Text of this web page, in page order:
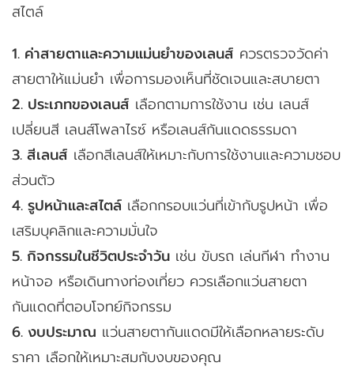
สไตล์
1. ค่าสายตาและความแม่นยำของเลนส์ ควรตรวจวัดค่า
สายตาให้แม่นยำ เพื่อการมองเห็นที่ชัดเจนและสบายตา
2. ประเภทของเลนส์ เลือกตามการใช้งาน เช่น เลนส์
เปลี่ยนสี เลนส์โพลาไรซ์ หรือเลนส์กันแดดธรรมดา
3. สีเลนส์ เลือกสีเลนส์ให้เหมาะกับการใช้งานและความชอบ
ส่วนตัว
4. รูปหน้าและสไตล์ เลือกกรอบแว่นที่เข้ากับรูปหน้า เพื่อ
เสริมบุคลิกและความมั่นใจ
5. กิจกรรมในชีวิตประจำวัน เช่น ขับรถ เล่นกีฬา ทำงาน
หน้าจอ หรือเดินทางท่องเที่ยว ควรเลือกแว่นสายตา
กันแดดที่ตอบโจทย์กิจกรรม
6. งบประมาณ แว่นสายตากันแดดมีให้เลือกหลายระดับ
ราคา เลือกให้เหมาะสมกับงบของคุณ